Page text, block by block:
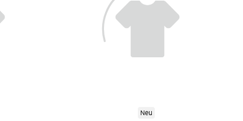
Neu